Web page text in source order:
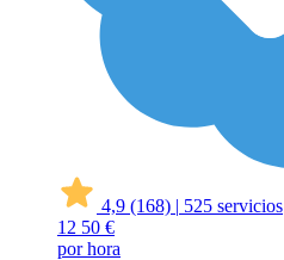
4,9 (168) | 525 servicios
12 50 €
por hora